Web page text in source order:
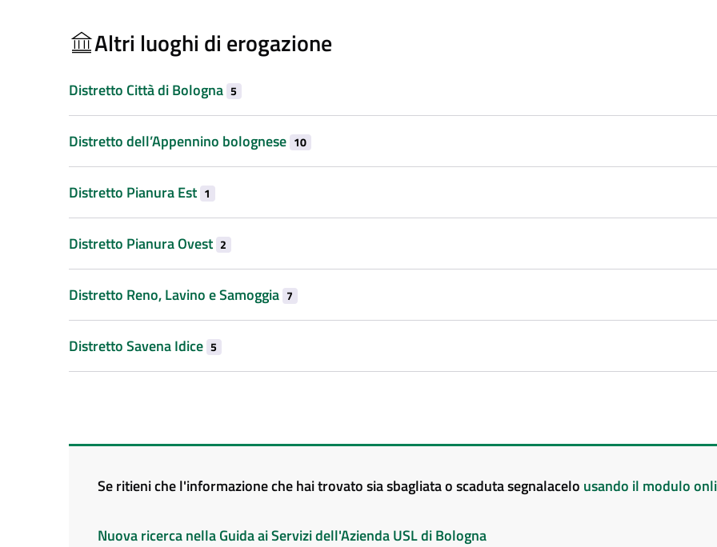
Altri luoghi di erogazione
Distretto Città di Bologna 5
Distretto dell’Appennino bolognese 10
Distretto Pianura Est 1
Distretto Pianura Ovest 2
Distretto Reno, Lavino e Samoggia 7
Distretto Savena Idice 5
Se ritieni che l'informazione che hai trovato sia sbagliata o scaduta segnalacelo usando il modulo
Nuova ricerca nella Guida ai Servizi dell'Azienda USL di Bologna